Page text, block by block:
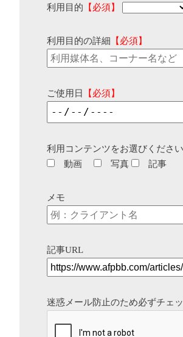
利用目的 【必須】
利用目的の詳細 【必須】
ご使用日 【必須】
利用コンテンツをお選びください
動画
写真 記事
メモ
記事URL
迷惑メール防止のため必ずチェ